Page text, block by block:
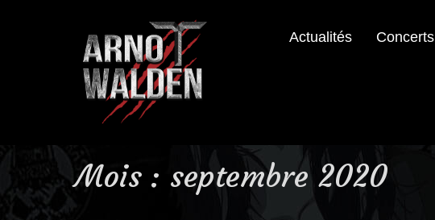
Actualités Concerts
Mois : septembre 2020